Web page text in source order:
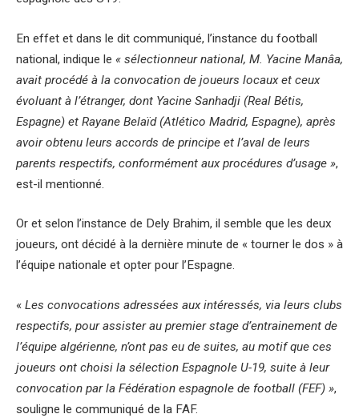
En effet et dans le dit communiqué, l’instance du football
national, indique le « sélectionneur national, M. Yacine Manâa,
avait procédé à la convocation de joueurs locaux et ceux
évoluant à l’étranger, dont Yacine Sanhadji (Real Bétis,
Espagne) et Rayane Belaïd (Atlético Madrid, Espagne), après
avoir obtenu leurs accords de principe et l’aval de leurs
parents respectifs, conformément aux procédures d’usage »,
est-il mentionné.
Or et selon l’instance de Dely Brahim, il semble que les deux
joueurs, ont décidé à la dernière minute de « tourner le dos » à
l’équipe nationale et opter pour l’Espagne.
« Les convocations adressées aux intéressés, via leurs clubs
respectifs, pour assister au premier stage d’entrainement de
l’équipe algérienne, n’ont pas eu de suites, au motif que ces
joueurs ont choisi la sélection Espagnole U-19, suite à leur
convocation par la Fédération espagnole de football (FEF) »,
souligne le communiqué de la FAF.